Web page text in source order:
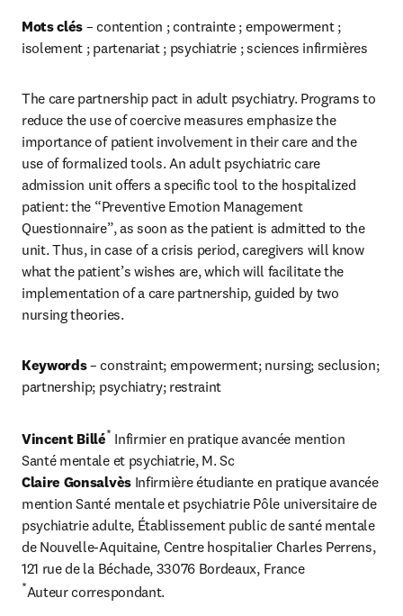
Mots clés – contention ; contrainte ; empowerment ;
isolement ; partenariat ; psychiatrie ; sciences infirmières
The care partnership pact in adult psychiatry. Programs to
reduce the use of coercive measures emphasize the
importance of patient involvement in their care and the
use of formalized tools. An adult psychiatric care
admission unit offers a specific tool to the hospitalized
patient: the “Preventive Emotion Management
Questionnaire”, as soon as the patient is admitted to the
unit. Thus, in case of a crisis period, caregivers will know
what the patient’s wishes are, which will facilitate the
implementation of a care partnership, guided by two
nursing theories.
Keywords – constraint; empowerment; nursing; seclusion;
partnership; psychiatry; restraint
Vincent Billé* Infirmier en pratique avancée mention
Santé mentale et psychiatrie, M. Sc
Claire Gonsalvès Infirmière étudiante en pratique avancée
mention Santé mentale et psychiatrie Pôle universitaire de
psychiatrie adulte, Établissement public de santé mentale
de Nouvelle-Aquitaine, Centre hospitalier Charles Perrens,
121 rue de la Béchade, 33076 Bordeaux, France
*Auteur correspondant.